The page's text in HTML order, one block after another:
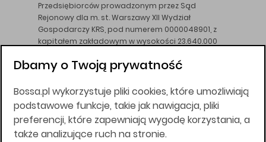
Przedsiębiorców prowadzonym przez Sąd
Rejonowy dla m. st. Warszawy XII Wydział
Gospodarczy KRS, pod numerem 0000048901, z
kapitałem zakładowym w wysokości 23.640.000
DM BOŚ działa na podstawie zezwolenia KNF z dnia
Wszelkie informacje na niniejszej stronie w tym
informacje o produktach inwestycyjnych nie są
kierowane do osób mających miejsce
zamieszkania lub pobytu w Stanach
Dbamy o Twoją prywatność
Bossa.pl wykorzystuje pliki cookies, które umożliwiają
podstawowe funkcje, takie jak nawigacja, pliki
preferencji, które zapewniają wygodę korzystania, a
także analizujące ruch na stronie.